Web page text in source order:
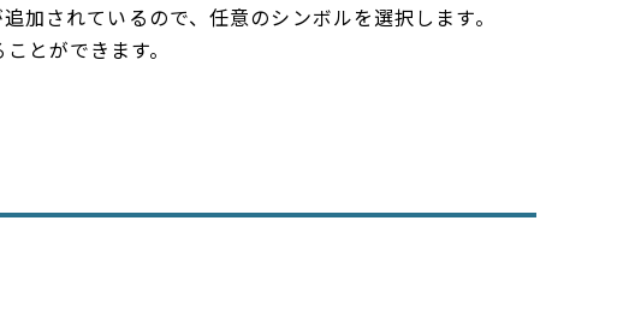
されているので、任意のシンボルを選択します。
とができます。